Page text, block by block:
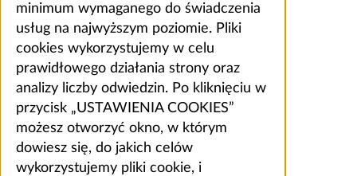
minimum wymaganego do świadczenia
usług na najwyższym poziomie. Pliki
cookies wykorzystujemy w celu
prawidłowego działania strony oraz
analizy liczby odwiedzin. Po kliknięciu w
przycisk „USTAWIENIA COOKIES”
możesz otworzyć okno, w którym
dowiesz się, do jakich celów
wykorzystujemy pliki cookie, i